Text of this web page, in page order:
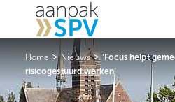
inhoud
Home>Nieuws>‘Focus helpt
risicogestuurd werken’